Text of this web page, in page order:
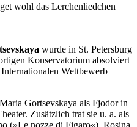
wohl das Lerchenliedchen
wurde in St. Petersburg
Konservatorium absolviert
Wettbewerb
Gortsevskaya als Fjodor in
Zusätzlich trat sie u. a. als
(»Le nozze di Figaro«), Rosina